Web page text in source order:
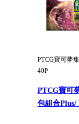
PTCG寶可夢
40P
PTCG寶可
包組合Plus/